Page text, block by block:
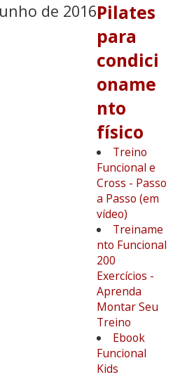
de 2016Pilates
para
condici
oname
nto
físico
Treino
Funcional e
Cross - Passo
a Passo (em
vídeo)
Treiname
nto Funcional
200
Exercícios -
Aprenda
Montar Seu
Treino
Ebook
Funcional
Kids